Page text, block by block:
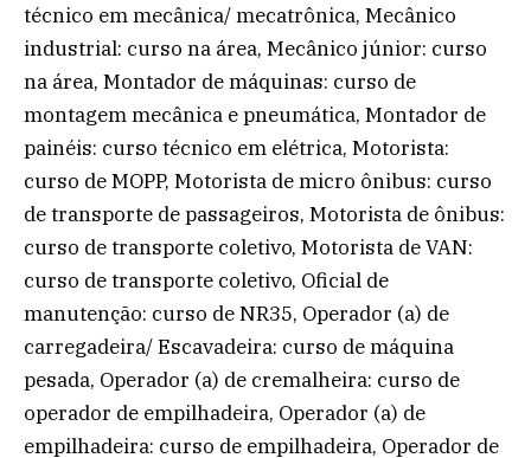
técnico em mecânica/ mecatrônica, Mecânico
industrial: curso na área, Mecânico júnior: curso
na área, Montador de máquinas: curso de
montagem mecânica e pneumática, Montador de
painéis: curso técnico em elétrica, Motorista:
curso de MOPP, Motorista de micro ônibus: curso
de transporte de passageiros, Motorista de ônibus:
curso de transporte coletivo, Motorista de VAN:
curso de transporte coletivo, Oficial de
manutenção: curso de NR35, Operador (a) de
carregadeira/ Escavadeira: curso de máquina
pesada, Operador (a) de cremalheira: curso de
operador de empilhadeira, Operador (a) de
empilhadeira: curso de empilhadeira, Operador de